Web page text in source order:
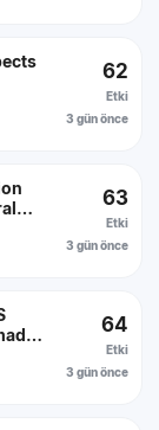
62
Etki
3 gün önce
63
Etki
3 gün önce
64
Etki
3 gün önce